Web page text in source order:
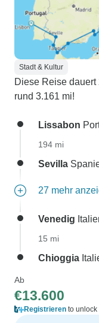
Stadt & Kultur
Diese Reise
rund 3.161 mi!
Lissabon
194 mi
Sevilla
27 mehr
Venedig
15 mi
Chioggia
Ab
€13.600
Registrieren to unlock